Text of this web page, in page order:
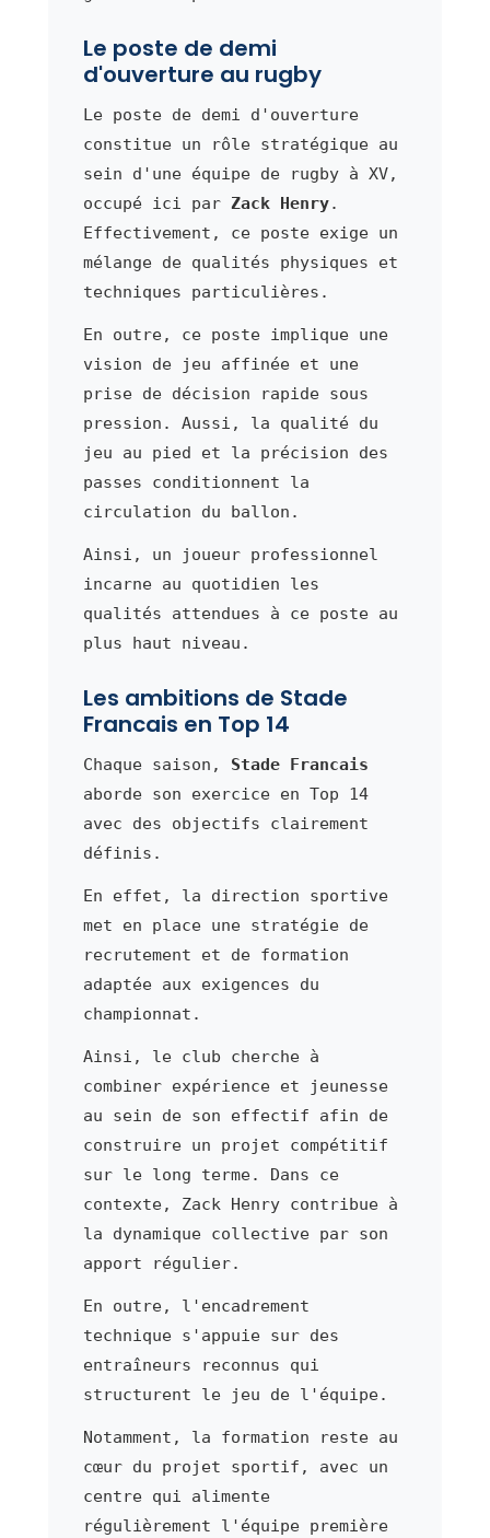
Le poste de demi
d'ouverture au rugby
Le poste de demi d'ouverture
constitue un rôle stratégique au
sein d'une équipe de rugby à XV,
occupé ici par Zack Henry.
Effectivement, ce poste exige un
mélange de qualités physiques et
techniques particulières.
En outre, ce poste implique une
vision de jeu affinée et une
prise de décision rapide sous
pression. Aussi, la qualité du
jeu au pied et la précision des
passes conditionnent la
circulation du ballon.
Ainsi, un joueur professionnel
incarne au quotidien les
qualités attendues à ce poste au
plus haut niveau.
Les ambitions de Stade
Francais en Top 14
Chaque saison, Stade Francais
aborde son exercice en Top 14
avec des objectifs clairement
définis.
En effet, la direction sportive
met en place une stratégie de
recrutement et de formation
adaptée aux exigences du
championnat.
Ainsi, le club cherche à
combiner expérience et jeunesse
au sein de son effectif afin de
construire un projet compétitif
sur le long terme. Dans ce
contexte, Zack Henry contribue à
la dynamique collective par son
apport régulier.
En outre, l'encadrement
technique s'appuie sur des
entraîneurs reconnus qui
structurent le jeu de l'équipe.
Notamment, la formation reste au
cœur du projet sportif, avec un
centre qui alimente
régulièrement l'équipe première